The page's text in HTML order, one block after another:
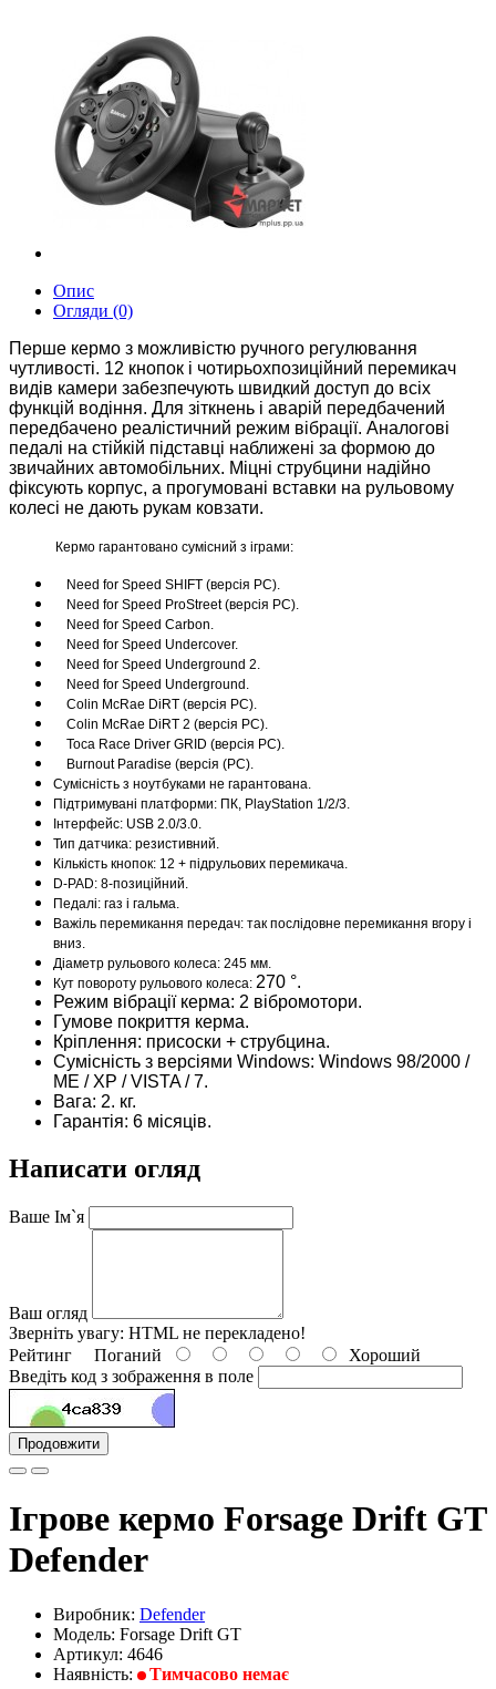
Опис
Огляди (0)
Перше кермо з можливістю ручного регулювання
чутливості. 12 кнопок і чотирьохпозиційний перемикач
видів камери забезпечують швидкий доступ до всіх
функцій водіння. Для зіткнень і аварій передбачений
передбачено реалістичний режим вібрації. Аналогові
педалі на стійкій підставці наближені за формою до
звичайних автомобільних. Міцні струбцини надійно
фіксують корпус, а прогумовані вставки на рульовому
колесі не дають рукам ковзати.
Кермо гарантовано сумісний з іграми:
Need for Speed SHIFT (версія PC).
Need for Speed ProStreet (версія PC).
Need for Speed Carbon.
Need for Speed Undercover.
Need for Speed Underground 2.
Need for Speed Underground.
Colin McRae DiRT (версія PC).
Colin McRae DiRT 2 (версія PC).
Toca Race Driver GRID (версія PC).
Burnout Paradise (версія (PC).
Сумісність з ноутбуками не гарантована.
Підтримувані платформи: ПК, PlayStation 1/2/3.
Інтерфейс: USB 2.0/3.0.
Тип датчика: резистивний.
Кількість кнопок: 12 + підрульових перемикача.
D-PAD: 8-позиційний.
Педалі: газ і гальма.
Важіль перемикання передач: так послідовне перемикання вгору і
вниз.
Діаметр рульового колеса: 245 мм.
Кут повороту рульового колеса: 270 °.
Режим вібрації керма: 2 вібромотори.
Гумове покриття керма.
Кріплення: присоски + струбцина.
Сумісність з версіями Windows: Windows 98/2000 /
ME / XP / VISTA / 7.
Вага: 2. кг.
Гарантія: 6 місяців.
Написати огляд
Ваше Ім`я
Ваш огляд
Зверніть увагу: HTML не перекладено!
Рейтинг Поганий
Хороший
Введіть код з зображення в поле
Продовжити
Ігрове кермо Forsage Drift GT
Defender
Виробник: Defender
Модель: Forsage Drift GT
Артикул: 4646
Наявність:
Тимчасово немає